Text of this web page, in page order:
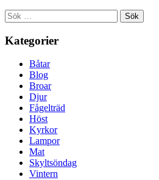
Sök
efter:
Kategorier
Båtar
Blog
Broar
Djur
Fågelträd
Höst
Kyrkor
Lampor
Mat
Skyltsöndag
Vintern